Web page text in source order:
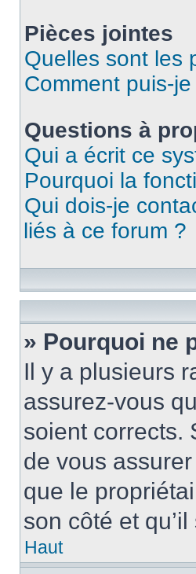
Pièces jointes
Quelles sont les
Comment puis-
Questions à
Qui a écrit ce
Pourquoi la
Qui dois-je
liés à ce forum ?
» Pourquoi ne
Il y a plusieurs
assurez-vous
soient corrects.
de vous
que le
son côté et
Haut